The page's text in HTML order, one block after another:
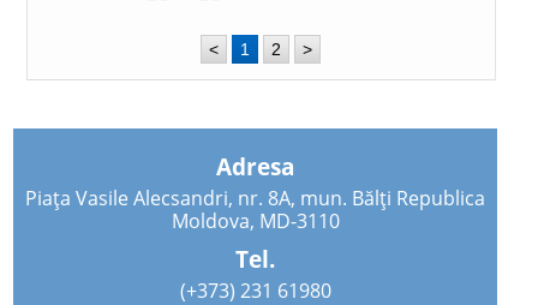
< 1 2 >
Adresa
Piața Vasile Alecsandri, nr. 8A, mun. Bălți Republica
Moldova, MD-3110
Tel.
(+373) 231 61980